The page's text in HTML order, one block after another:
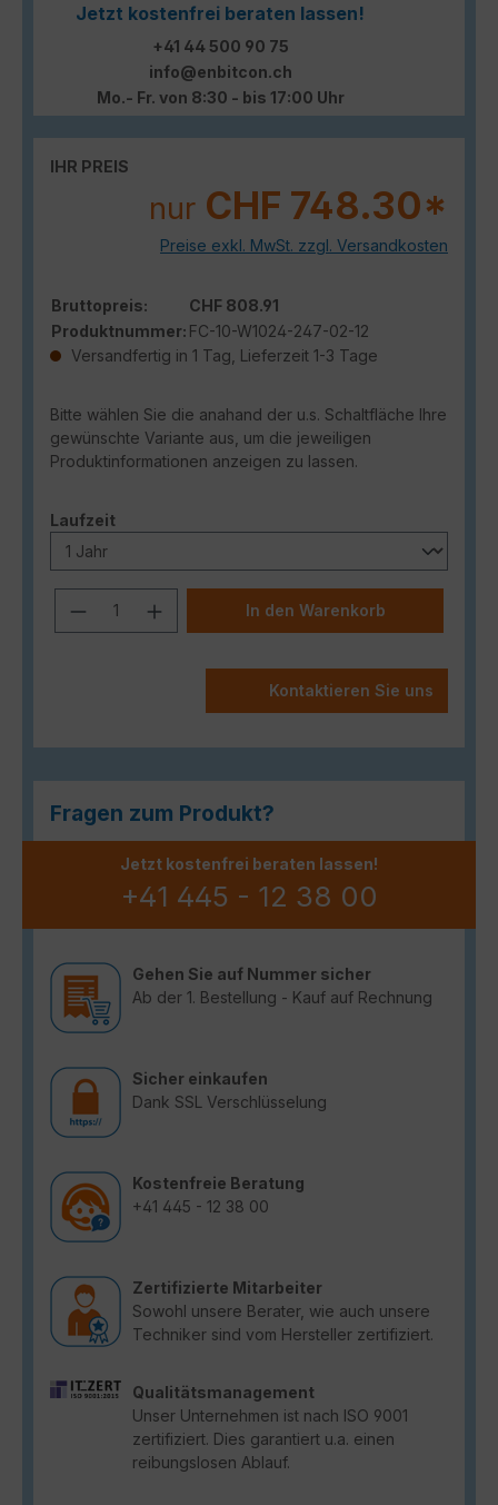
Jetzt kostenfrei beraten lassen!
+41 44 500 90 75
info@enbitcon.ch
Mo.- Fr. von 8:30 - bis 17:00 Uhr
IHR PREIS
nur CHF 748.30*
Preise exkl. MwSt. zzgl. Versandkosten
Bruttopreis:
CHF 808.91
Produktnummer: FC-10-W1024-247-02-12
Versandfertig in 1 Tag, Lieferzeit 1-3 Tage
Bitte wählen Sie die anahand der u.s. Schaltfläche Ihre
gewünschte Variante aus, um die jeweiligen
Produktinformationen anzeigen zu lassen.
Laufzeitauswählen
Produkt Anzahl: Gib den
In den Warenkorb
Kontaktieren Sie uns
Fragen zum Produkt?
Jetzt kostenfrei beraten lassen!
+41 445 - 12 38 00
Gehen Sie auf Nummer sicher
Ab der 1. Bestellung - Kauf auf Rechnung
Sicher einkaufen
Dank SSL Verschlüsselung
Kostenfreie Beratung
+41 445 - 12 38 00
Zertifizierte Mitarbeiter
Sowohl unsere Berater, wie auch unsere
Techniker sind vom Hersteller zertifiziert.
Qualitätsmanagement
Unser Unternehmen ist nach ISO 9001
zertifiziert. Dies garantiert u.a. einen
reibungslosen Ablauf.